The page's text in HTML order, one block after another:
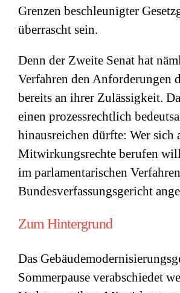
Grenzen beschleunigter
überrascht sein.
Denn der Zweite Senat hat
Verfahren den Anforderungen
bereits an ihrer Zulässigkeit.
einen prozessrechtlich
hinausreichen dürfte: Wer sich
Mitwirkungsrechte berufen
im parlamentarischen
Bundesverfassungsgericht
Zum Hintergrund
Das
Sommerpause verabschiedet